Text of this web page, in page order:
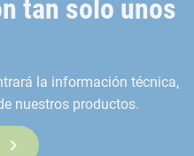
tan solo unos
la información técnica,
nuestros productos.